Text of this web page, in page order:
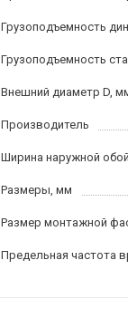
Грузоподъемность
Грузоподъемность
Внешний диаметр D,
Производитель
Ширина наружной
Размеры, мм
Размер монтажной
Предельная частота